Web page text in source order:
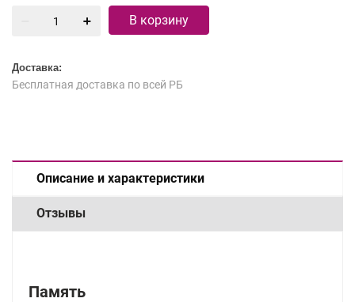
В корзину
Доставка:
Бесплатная доставка по всей РБ
Описание и характеристики
Отзывы
Память